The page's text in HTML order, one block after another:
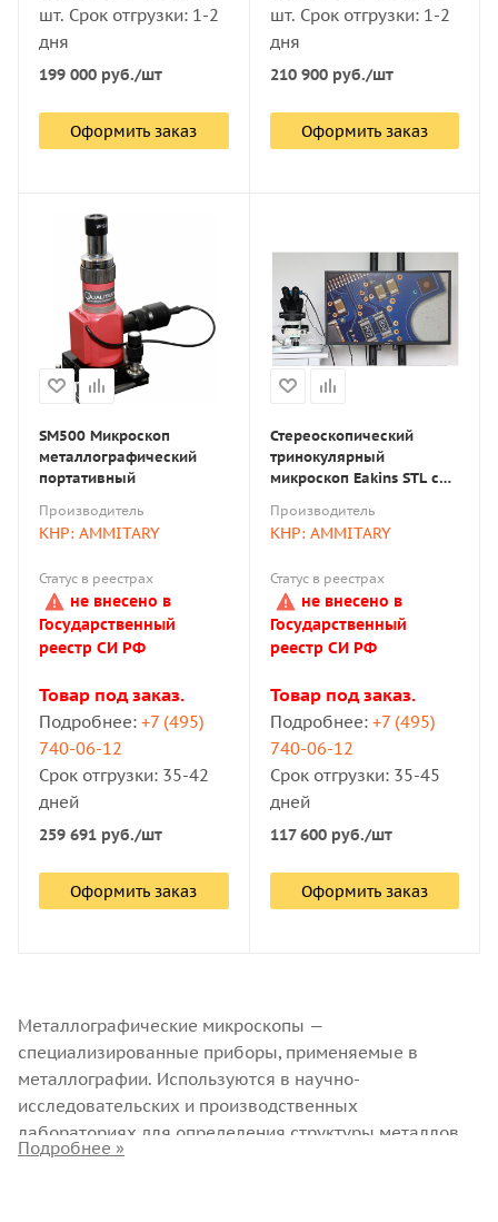
шт. Срок отгрузки: 1-2
дня
199 000 руб./шт
Оформить заказ
шт. Срок отгрузки: 1-2
дня
210 900руб./шт
Оформить заказ
SM500 Микроскоп
металлографический
портативный
Производитель
КНР: AMMITARY
Статус в реестрах
не внесено в
Государственный
реестр СИ РФ
Товар под заказ.
Подробнее: +7 (495)
740-06-12
Срок отгрузки: 35-42
дней
259 691 руб./шт
Оформить заказ
Стереоскопический
тринокулярный
микроскоп Eakins STL с
Производитель
КНР: AMMITARY
Статус в реестрах
не внесено в
Государственный
реестр СИ РФ
Товар под заказ.
Подробнее: +7 (495)
740-06-12
Срок отгрузки: 35-45
дней
117 600руб./шт
Оформить заказ
Металлографические микроскопы —
специализированные приборы, применяемые в
металлографии. Используются в научно-
исследовательских и производственных
лабораториях для определения структуры металлов,
металлических сплавов и других твёрдых тел —